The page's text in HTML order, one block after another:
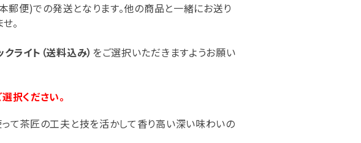
郵便)での発送となります。他の商品と一緒にお送り
。
ライト（送料込み） をご選択いただきますようお願い
択ください。
て茶匠の工夫と技を活かして香り高い深い味わいの